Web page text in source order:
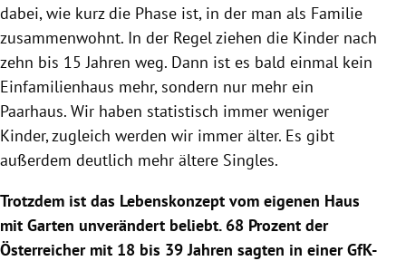
dabei, wie kurz die Phase ist, in der man als Familie
zusammenwohnt. In der Regel ziehen die Kinder nach
zehn bis 15 Jahren weg. Dann ist es bald einmal kein
Einfamilienhaus mehr, sondern nur mehr ein
Paarhaus. Wir haben statistisch immer weniger
Kinder, zugleich werden wir immer älter. Es gibt
außerdem deutlich mehr ältere Singles.
Trotzdem ist das Lebenskonzept vom eigenen Haus
mit Garten unverändert beliebt. 68 Prozent der
Österreicher mit 18 bis 39 Jahren sagten in einer GfK-